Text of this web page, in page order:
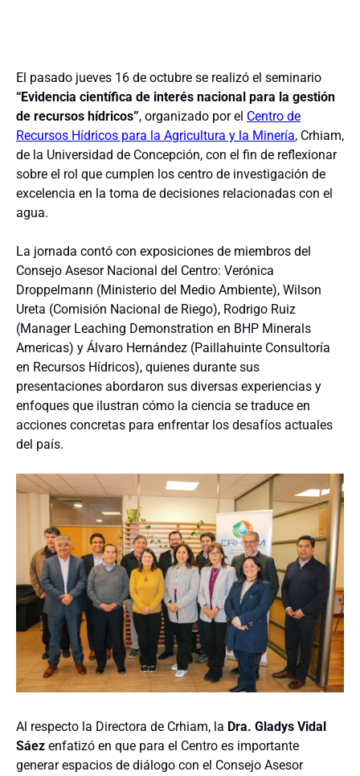
El pasado jueves 16 de octubre se realizó el seminario
“Evidencia científica de interés nacional para la gestión
de recursos hídricos”, organizado por el Centro de
Recursos Hídricos para la Agricultura y la Minería, Crhiam,
de la Universidad de Concepción, con el fin de reflexionar
sobre el rol que cumplen los centro de investigación de
excelencia en la toma de decisiones relacionadas con el
agua.
La jornada contó con exposiciones de miembros del
Consejo Asesor Nacional del Centro: Verónica
Droppelmann (Ministerio del Medio Ambiente), Wilson
Ureta (Comisión Nacional de Riego), Rodrigo Ruiz
(Manager Leaching Demonstration en BHP Minerals
Americas) y Álvaro Hernández (Paillahuinte Consultoría
en Recursos Hídricos), quienes durante sus
presentaciones abordaron sus diversas experiencias y
enfoques que ilustran cómo la ciencia se traduce en
acciones concretas para enfrentar los desafíos actuales
del país.
Al respecto la Directora de Crhiam, la Dra. Gladys Vidal
Sáez enfatizó en que para el Centro es importante
generar espacios de diálogo con el Consejo Asesor